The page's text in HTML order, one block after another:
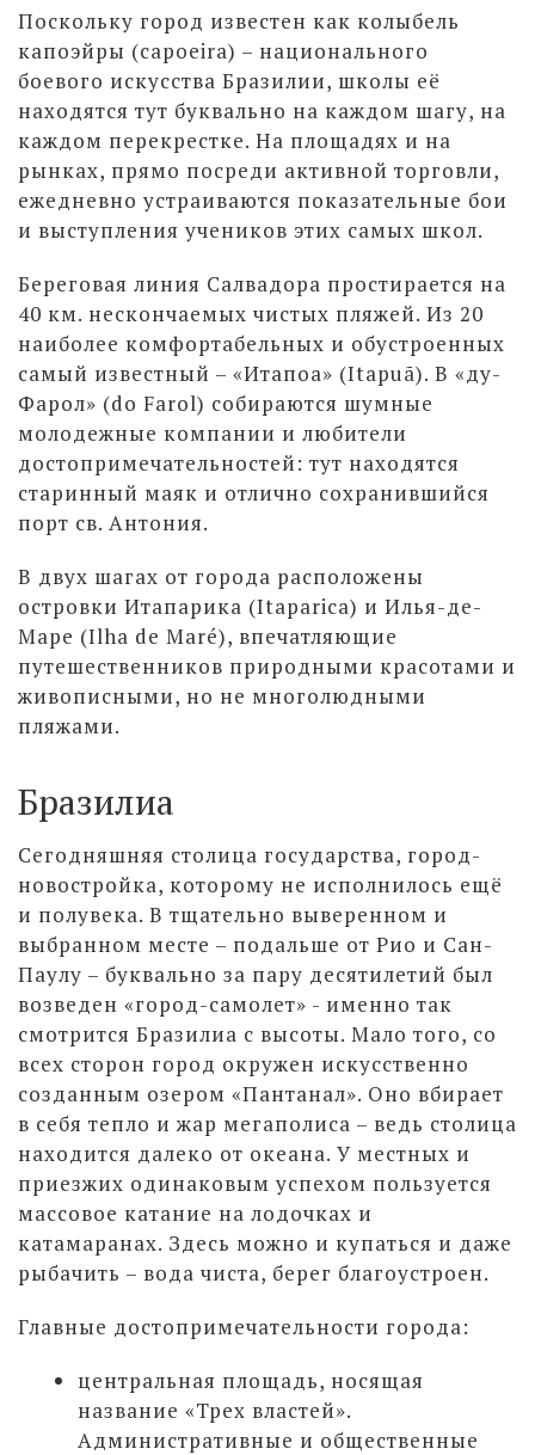
Поскольку город известен как колыбель
капоэйры (capoeira) – национального
боевого искусства Бразилии, школы её
находятся тут буквально на каждом шагу, на
каждом перекрестке. На площадях и на
рынках, прямо посреди активной торговли,
ежедневно устраиваются показательные бои
и выступления учеников этих самых школ.
Береговая линия Салвадора простирается на
40 км. нескончаемых чистых пляжей. Из 20
наиболее комфортабельных и обустроенных
самый известный – «Итапоа» (Itapuã). В «ду-
Фарол» (do Farol) собираются шумные
молодежные компании и любители
достопримечательностей: тут находятся
старинный маяк и отлично сохранившийся
порт св. Антония.
В двух шагах от города расположены
островки Итапарика (Itaparica) и Илья-дe-
Маре (Ilha de Maré), впечатляющие
путешественников природными красотами и
живописными, но не многолюдными
пляжами.
Бразилиа
Сегодняшняя столица государства, город-
новостройка, которому не исполнилось ещё
и полувека. В тщательно выверенном и
выбранном месте – подальше от Рио и Сан-
Паулу – буквально за пару десятилетий был
возведен «город-самолет» - именно так
смотрится Бразилиа с высоты. Мало того, со
всех сторон город окружен искусственно
созданным озером «Пантанал». Оно вбирает
в себя тепло и жар мегаполиса – ведь столица
находится далеко от океана. У местных и
приезжих одинаковым успехом пользуется
массовое катание на лодочках и
катамаранах. Здесь можно и купаться и даже
рыбачить – вода чиста, берег благоустроен.
Главные достопримечательности города:
центральная площадь, носящая
название «Трех властей».
Административные и общественные